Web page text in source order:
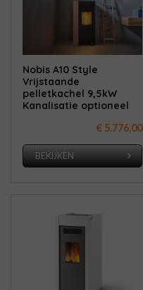
Nobis A10 Style
Vrijstaande
pelletkachel 9,5kW
Kanalisatie optioneel
€ 5.776,00
BEKIJKEN